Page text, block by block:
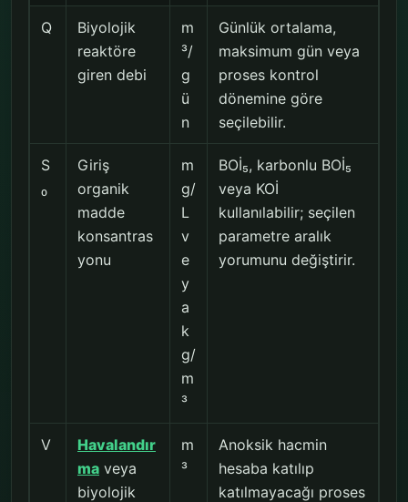
Q
Biyolojik
reaktöre
giren debi
m
³/
g
ü
n
Günlük ortalama,
maksimum gün veya
proses kontrol
dönemine göre
seçilebilir.
S
₀
Giriş
organik
madde
konsantras
yonu
m
g/
L
v
e
y
a
k
g/
m
³
BOİ₅, karbonlu BOİ₅
veya KOİ
kullanılabilir; seçilen
parametre aralık
yorumunu değiştirir.
V
Havalandır
ma veya
biyolojik
m
³
Anoksik hacmin
hesaba katılıp
katılmayacağı proses